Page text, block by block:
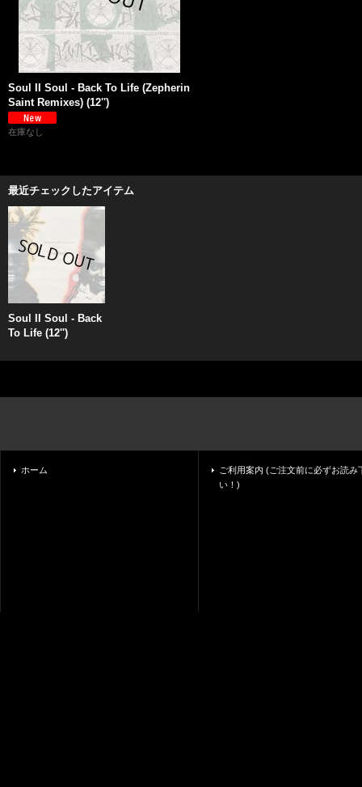
Soul II Soul - Back To Life (Zepherin
Saint Remixes) (12'')
在庫なし
最近チェックしたアイテム
Soul II Soul - Back
To Life (12'')
ホーム
ご利用案内 (ご注文前に必ずお読み
い！)